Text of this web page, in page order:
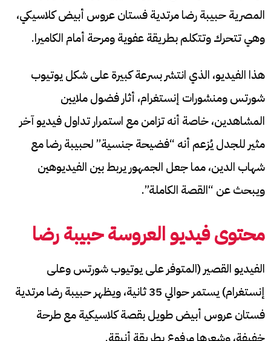
المصرية حبيبة رضا مرتدية فستان عروس أبيض كلاسيكي،
وهي تتحرك وتتكلم بطريقة عفوية ومرحة أمام الكاميرا.
هذا الفيديو، الذي انتشر بسرعة كبيرة على شكل يوتيوب
شورتس ومنشورات إنستغرام، أثار فضول ملايين
المشاهدين، خاصة أنه تزامن مع استمرار تداول فيديو آخر
مثير للجدل يُزعم أنه “فضيحة جنسية” لحبيبة رضا مع
شهاب الدين، مما جعل الجمهور يربط بين الفيديوهين
ويبحث عن “القصة الكاملة”.
محتوى فيديو العروسة حبيبة رضا
الفيديو القصير (المتوفر على يوتيوب شورتس وعلى
إنستغرام) يستمر حوالي 35 ثانية، ويظهر حبيبة رضا مرتدية
فستان عروس أبيض طويل بقصة كلاسيكية مع طرحة
خفيفة، وشعرها مرفوع بطريقة أنيقة.